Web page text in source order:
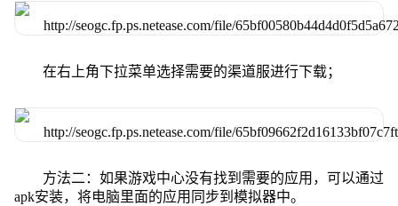
在右上角下拉菜单选择需要的渠道服进行下载；
方法二：如果游戏中心没有找到需要的应用，可以通过
apk安装，将电脑里面的应用同步到模拟器中。